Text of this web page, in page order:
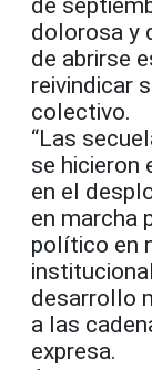
de
dolorosa y
de abrirse
reivindicar
colectivo.
“Las
se hicieron
en el
en marcha
político en
desarrollo
a las
expresa.